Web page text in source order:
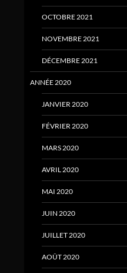
OCTOBRE 2021
NOVEMBRE 2021
DÉCEMBRE 2021
ANNÉE 2020
JANVIER 2020
FÉVRIER 2020
MARS 2020
AVRIL 2020
MAI 2020
JUIN 2020
JUILLET 2020
AOÛT 2020